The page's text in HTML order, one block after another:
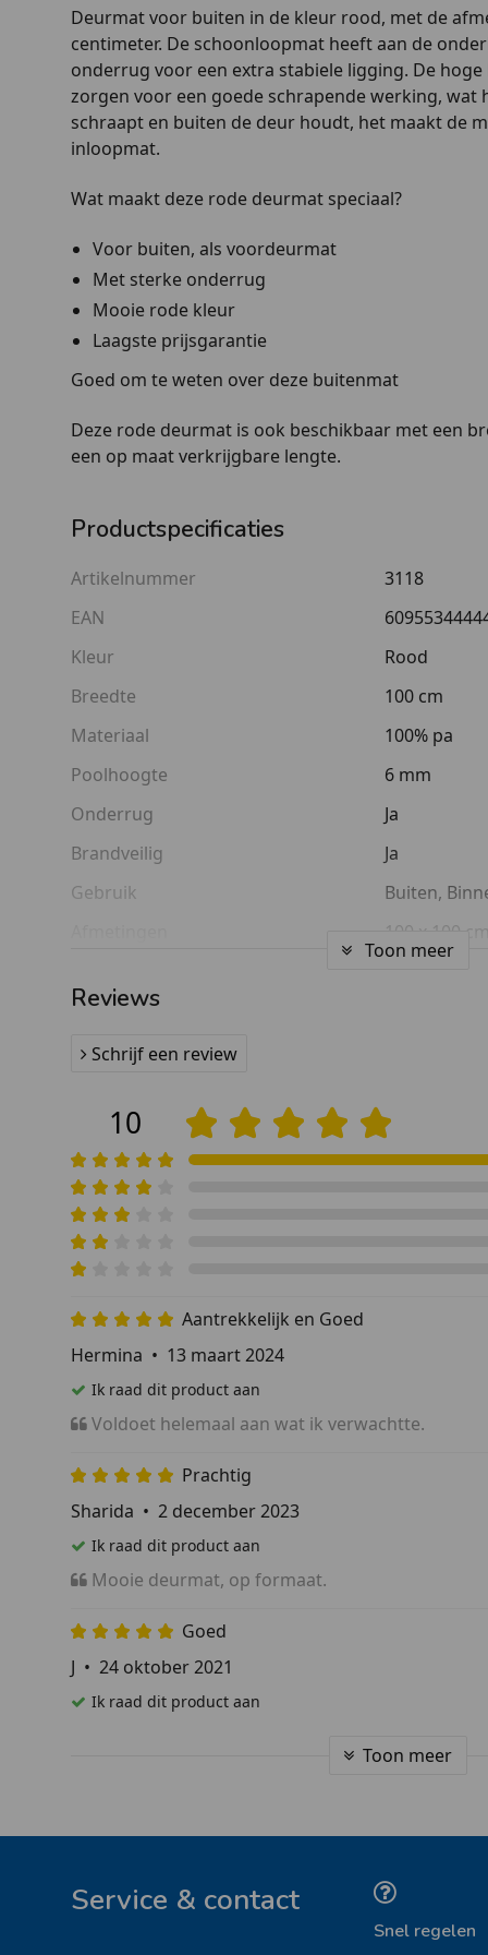
Deurmat voor buiten in de kleur rood, met de
centimeter. De schoonloopmat heeft aan de
onderrug voor een extra stabiele ligging. De
zorgen voor een goede schrapende werking, wat
schraapt en buiten de deur houdt, het maakt de
inloopmat.
Wat maakt deze rode deurmat speciaal?
Voor buiten, als voordeurmat
Met sterke onderrug
Mooie rode kleur
Laagste prijsgarantie
Goed om te weten over deze buitenmat
Deze rode deurmat is ook beschikbaar met een
een op maat verkrijgbare lengte.
Productspecificaties
Artikelnummer
3118
EAN
Kleur
Rood
Breedte
100 cm
Materiaal
100% pa
Poolhoogte
6 mm
Onderrug
Ja
Brandveilig
Ja
Gebruik
Buiten,
100 x 100 cm
Toon meer
Reviews
Schrijf een review
10
Aantrekkelijk en Goed
Hermina • 13 maart 2024
Ik raad dit product aan
Voldoet helemaal aan wat ik verwachtte.
Prachtig
Sharida • 2 december 2023
Ik raad dit product aan
Mooie deurmat, op formaat.
Goed
J • 24 oktober 2021
Ik raad dit product aan
Toon meer
Service & contact
Snel regelen